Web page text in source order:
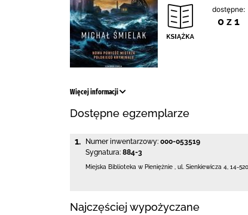
dostępne:
0 z 1
Więcej informacji
Dostępne egzemplarze
1. Numer inwentarzowy: 000-053519
Sygnatura: 884-3
Miejska Biblioteka w Pieniężnie ul. Sienkiewicza 4 14-
Najczęściej wypożyczane